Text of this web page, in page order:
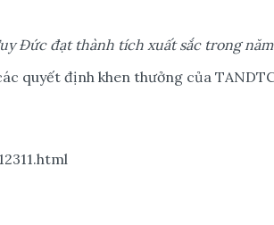
Đức đạt thành tích xuất sắc trong
quyết định khen thưởng của